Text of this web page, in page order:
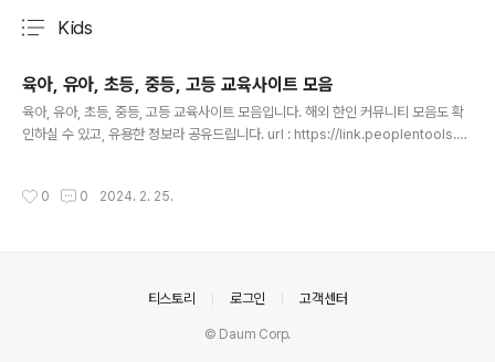
Kids
육아, 유아, 초등, 중등, 고등 교육사이트 모음
육아, 유아, 초등, 중등, 고등 교육사이트 모음입니다. 해외 한인 커뮤니티 모음도 확
인하실 수 있고, 유용한 정보라 공유드립니다. url : https://link.peoplentools.co
0 0 2024. 2. 25.
티스토리 로그인 고객센터
© Daum Corp.